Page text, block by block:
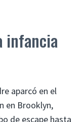
infancia
aparcó en el
en Brooklyn,
de escape hasta